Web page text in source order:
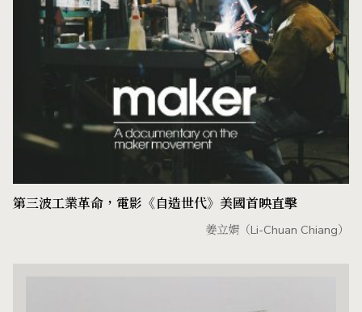
第三波工業革命，電影《自造世代》美國首映直擊
姜立娟（Li-Chuan Chiang）